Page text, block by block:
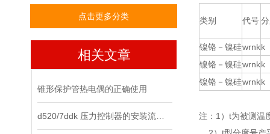
点击更多分类
相关文章
锥形保护管热电偶的正确使用
类别 代号
镍铬－镍硅wrnkk
镍铬－镍硅wrnkk
镍铬－镍硅wrnkk
注：1）t为被测温